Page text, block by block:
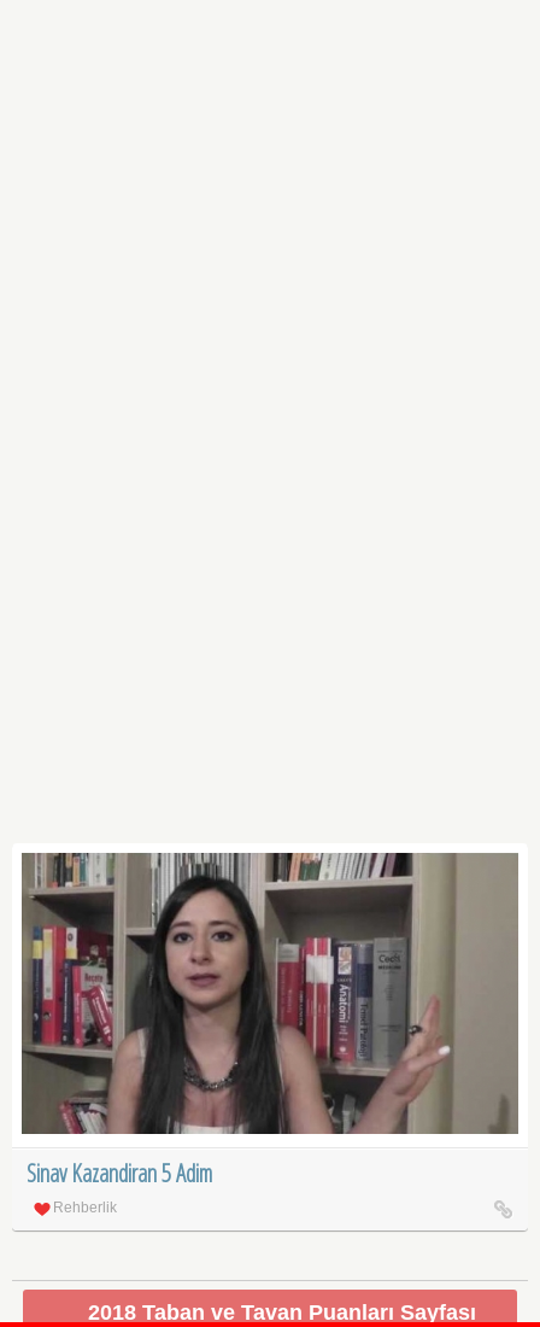
Sinav Kazandiran 5 Adim
Rehberlik
2018 Taban ve Tavan Puanları Sayfası